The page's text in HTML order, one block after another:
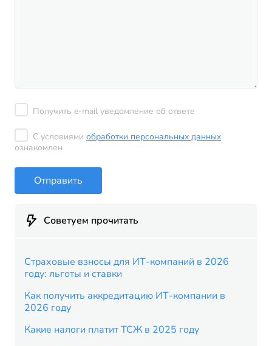
Получить e-mail уведомление об ответе
С условиями обработки персональных данных
ознакомлен
Отправить
Советуем прочитать
Страховые взносы для ИТ-компаний в 2026
году: льготы и ставки
Как получить аккредитацию ИТ-компании в
2026 году
Какие налоги платит ТСЖ в 2025 году